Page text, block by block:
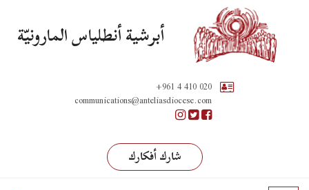
أبرشية أنطلياس المارونيّة
+961 4 410 020
communications@anteliasdiocese.com
شارك أفكارك